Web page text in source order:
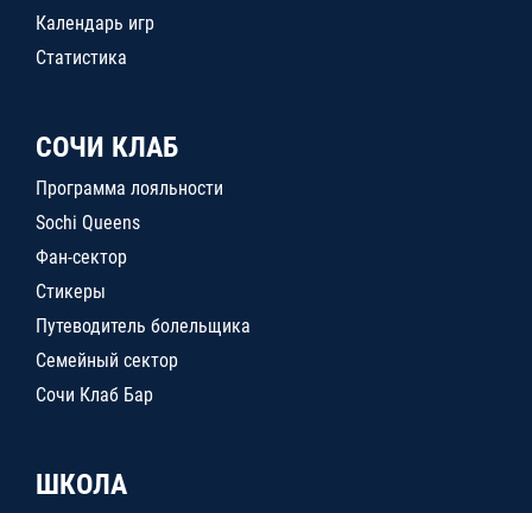
Календарь игр
Статистика
СОЧИ КЛАБ
Программа лояльности
Sochi Queens
Фан-сектор
Стикеры
Путеводитель болельщика
Семейный сектор
Сочи Клаб Бар
ШКОЛА